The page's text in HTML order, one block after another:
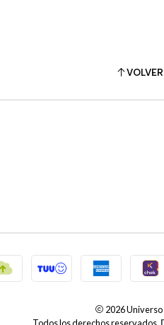
2026 Universo
Todos los derechos reservados.